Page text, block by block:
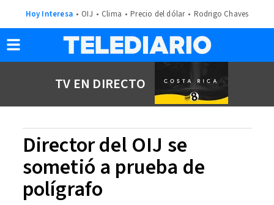
Hoy Interesa OIJ Clima Precio del dólar Rodrigo Chaves
TV EN DIRECTO
Director del OIJ se
sometió a prueba de
polígrafo